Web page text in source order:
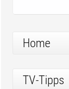
Home
TV-Tipps